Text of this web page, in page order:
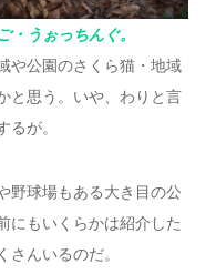
うぉっちんぐ。
や公園のさくら猫・地域
と思う。いや、わりと言
るが。
野球場もある大き目の公
にもいくらかは紹介した
さんいるのだ。